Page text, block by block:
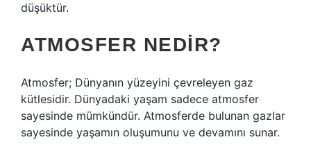
düşüktür.
ATMOSFER NEDIR?
Atmosfer; Dünyanın yüzeyini çevreleyen gaz
kütlesidir. Dünyadaki yaşam sadece atmosfer
sayesinde mümkündür. Atmosferde bulunan gazlar
sayesinde yaşamın oluşumunu ve devamını sunar.